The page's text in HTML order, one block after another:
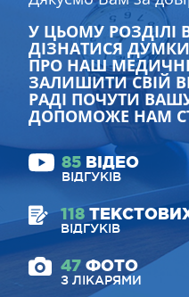
У ЦЬОМУ РОЗДІЛІ
ДІЗНАТИСЯ
ПРО НАШ
ЗАЛИШИТИ СВІЙ
РАДІ ПОЧУТИ
ДОПОМОЖЕ НАМ
85 ВІДЕО
ВІДГУКІВ
118
ВІДГУКІВ
47 ФОТО
З ЛІКАРЯМИ